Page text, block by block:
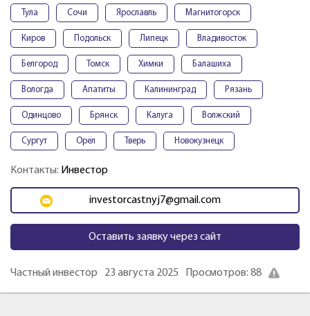
Тула Сочи Ярославль Магнитогорск
Киров Подольск Липецк Владивосток
Белгород Томск Химки Балашиха
Вологда Апатиты Калининград Рязань
Одинцово Брянск Калуга Волжский
Сургут Орёл Тверь Новокузнецк
Контакты: Инвестор
investorcastnyj7@gmail.com
Оставить заявку через сайт
Частный инвестор 23 августа 2025 Просмотров: 88